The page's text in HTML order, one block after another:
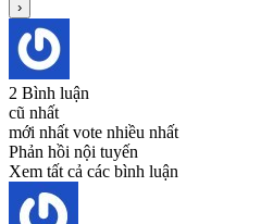
2 Bình luận
cũ nhất
mới nhất vote nhiều nhất
Phản hồi nội tuyến
Xem tất cả các bình luận